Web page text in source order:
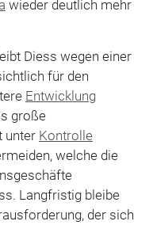
wieder deutlich mehr
Diess wegen einer
für den
Entwicklung
große
unter Kontrolle
welche die
Langfristig bleibe
der sich